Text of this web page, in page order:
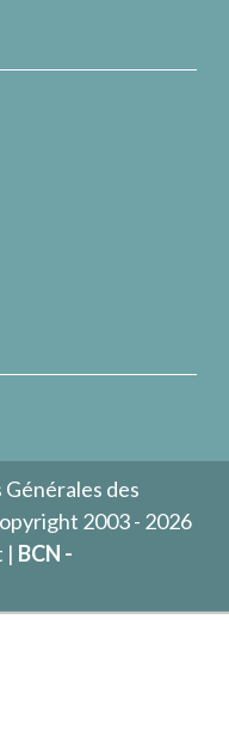
des
2003 - 2026
| BCN -